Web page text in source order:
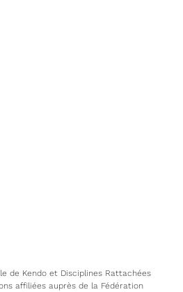
de Kendo et Disciplines Rattachées
affiliées auprès de la Fédération